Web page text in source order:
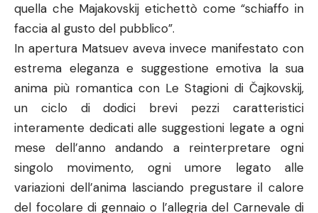
quella che Majakovskij etichettò come “schiaffo in
faccia al gusto del pubblico”.
In apertura Matsuev aveva invece manifestato con
estrema eleganza e suggestione emotiva la sua
anima più romantica con Le Stagioni di Čajkovskij,
un ciclo di dodici brevi pezzi caratteristici
interamente dedicati alle suggestioni legate a ogni
mese dell’anno andando a reinterpretare ogni
singolo movimento, ogni umore legato alle
variazioni dell’anima lasciando pregustare il calore
del focolare di gennaio o l’allegria del Carnevale di